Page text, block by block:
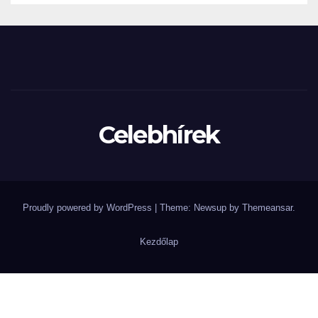
Celebhírek
Proudly powered by WordPress | Theme: Newsup by Themeansar.
Kezdőlap